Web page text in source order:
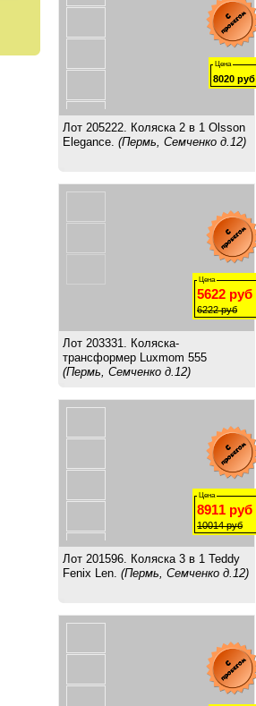
Цена
8020 руб
Лот 205222. Коляска 2 в 1 Olsson
Elegance. (Пермь, Семченко д.12)
Цена
5622 руб
6222руб
Лот 203331. Коляска-
трансформер Luxmom 555
(Пермь, Семченко д.12)
Цена
8911 руб
10014руб
Лот 201596. Коляска 3 в 1 Teddy
Fenix Len. (Пермь, Семченко д.12)